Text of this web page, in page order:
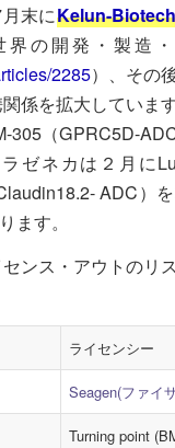
末にKelun-Biotech
界の開発・製造
2285）、その
係を拡大していま
305（GPRC5D-
ゼネカは２月に
ADC）
ます。
ンス・アウトのリ
ライセンシー
Seagen(ファイ
Turning point